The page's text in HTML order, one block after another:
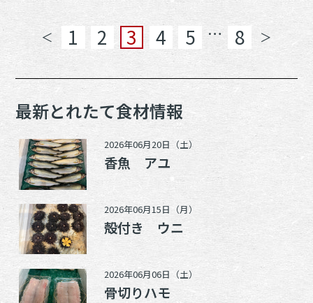
＜ 1 2 3 4 5 … 8 ＞
最新とれたて食材情報
2026年06月20日（土）
香魚 アユ
2026年06月15日（月）
殻付き ウニ
2026年06月06日（土）
骨切りハモ